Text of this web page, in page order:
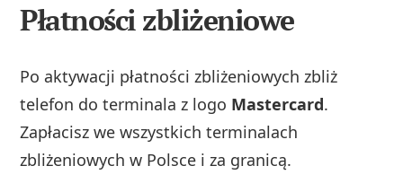
Płatności zbliżeniowe
Po aktywacji płatności zbliżeniowych zbliż
telefon do terminala z logo Mastercard.
Zapłacisz we wszystkich terminalach
zbliżeniowych w Polsce i za granicą.